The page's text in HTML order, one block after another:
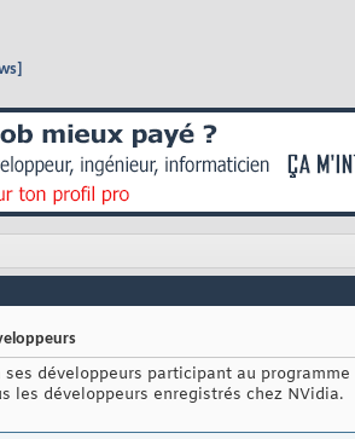
développeurs participant au programme
les développeurs enregistrés chez NVidia.